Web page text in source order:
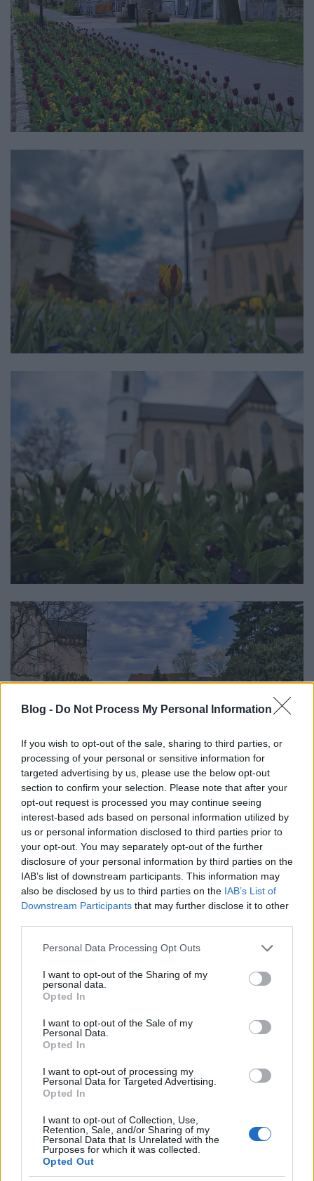
Blog - Do Not Process My Personal Information
If you wish to opt-out of the sale, sharing to third parties, or
processing of your personal or sensitive information for
targeted advertising by us, please use the below opt-out
section to confirm your selection. Please note that after your
opt-out request is processed you may continue seeing
interest-based ads based on personal information utilized by
us or personal information disclosed to third parties prior to
your opt-out. You may separately opt-out of the further
disclosure of your personal information by third parties on the
IAB’s list of downstream participants. This information may
also be disclosed by us to third parties on the IAB’s List of
Downstream Participants that may further disclose it to other
Please note that this website/app uses one or more Google
not limited to your visit or usage behaviour. You may click to
grant or deny consent to Google and its third-party tags to
use your data for below specified purposes in below Google
consent section.
Personal Data Processing Opt Outs
I want to opt-out of the Sharing of my
personal data.
Opted In
I want to opt-out of the Sale of my
Personal Data.
Opted In
I want to opt-out of processing my
Personal Data for Targeted Advertising.
Opted In
I want to opt-out of Collection, Use,
Retention, Sale, and/or Sharing of my
Personal Data that Is Unrelated with the
Purposes for which it was collected.
Opted Out